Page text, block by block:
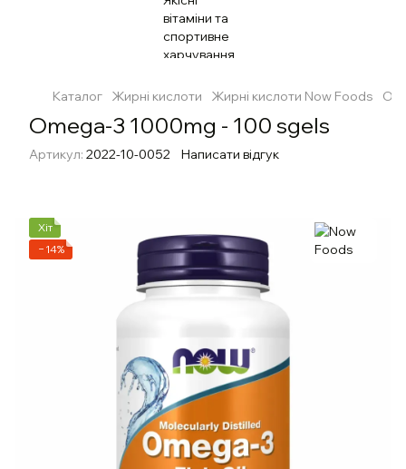
Каталог Жирні кислоти Жирні кислоти Now Foods
Omega-3 1000mg - 100 sgels
Артикул: 2022-10-0052 Написати відгук
Хіт
−14%